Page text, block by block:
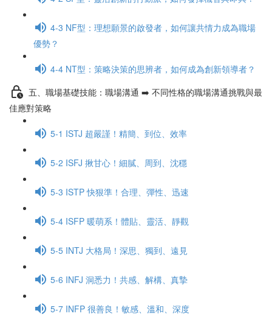
4-3 NF型：理想願景的啟發者，如何讓共情力成為職場
優勢？
4-4 NT型：策略決策的思辨者，如何成為創新領導者？
五、職場基礎技能：職場溝通 ➡️ 不同性格的職場溝通挑戰與最
佳應對策略
5-1 ISTJ 超嚴謹！精簡、到位、效率
5-2 ISFJ 揪甘心！細膩、周到、沈穩
5-3 ISTP 快狠準！合理、彈性、迅速
5-4 ISFP 暖萌系！體貼、靈活、靜觀
5-5 INTJ 大格局！深思、獨到、遠見
5-6 INFJ 洞悉力！共感、解構、真摯
5-7 INFP 很善良！敏感、溫和、深度